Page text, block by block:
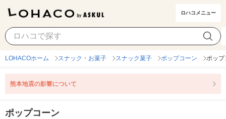
ロハコメニュー
ポップコーン 対象
LOHACOホーム スナック・お菓子 スナック菓子 ポップコーン ポップ
熊本地震の影響について
ポップコーン